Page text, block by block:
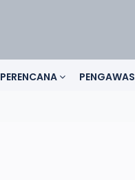
PERENCANA PENGAWAS